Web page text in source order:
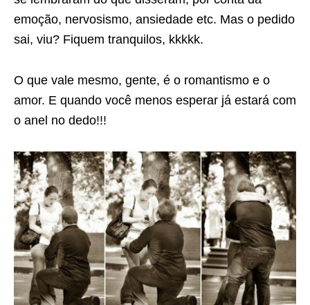
emoção, nervosismo, ansiedade etc. Mas o pedido
sai, viu? Fiquem tranquilos, kkkkk.
O que vale mesmo, gente, é o romantismo e o
amor. E quando você menos esperar já estará com
o anel no dedo!!!